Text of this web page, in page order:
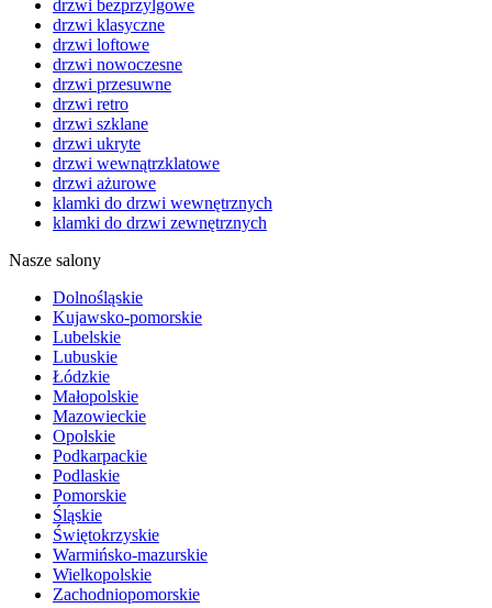
drzwi bezprzylgowe
drzwi klasyczne
drzwi loftowe
drzwi nowoczesne
drzwi przesuwne
drzwi retro
drzwi szklane
drzwi ukryte
drzwi wewnątrzklatowe
drzwi ażurowe
klamki do drzwi wewnętrznych
klamki do drzwi zewnętrznych
Nasze salony
Dolnośląskie
Kujawsko-pomorskie
Lubelskie
Lubuskie
Łódzkie
Małopolskie
Mazowieckie
Opolskie
Podkarpackie
Podlaskie
Pomorskie
Śląskie
Świętokrzyskie
Warmińsko-mazurskie
Wielkopolskie
Zachodniopomorskie